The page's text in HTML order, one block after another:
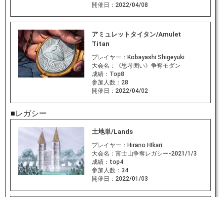
開催日： 2022/04/08
アミュレットタイタン/Amulet
Titan
プレイヤー： Kobayashi Shigeyuki
大会名：
《思考囲い》争奪モダン
成績： Top8
参加人数： 28
開催日： 2022/04/02
■レガシー
土地単/Lands
プレイヤー： Hirano HIkari
大会名： 富士山争奪レガシー-2021/1/3
成績： top4
参加人数： 34
開催日： 2022/01/03